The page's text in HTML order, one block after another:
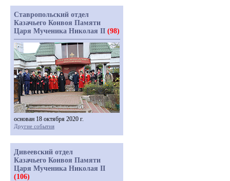
Ставропольский отдел
Казачьего Конвоя Памяти
Царя Мученика Николая II (98)
основан 18 октября 2020 г.
Другие события
Дивеевский отдел
Казачьего Конвоя Памяти
Царя Мученика Николая II
(106)